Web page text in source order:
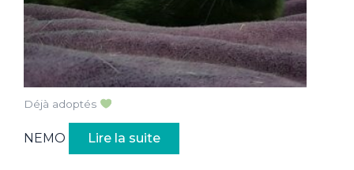
Déjà adoptés
NEMO Lire la suite